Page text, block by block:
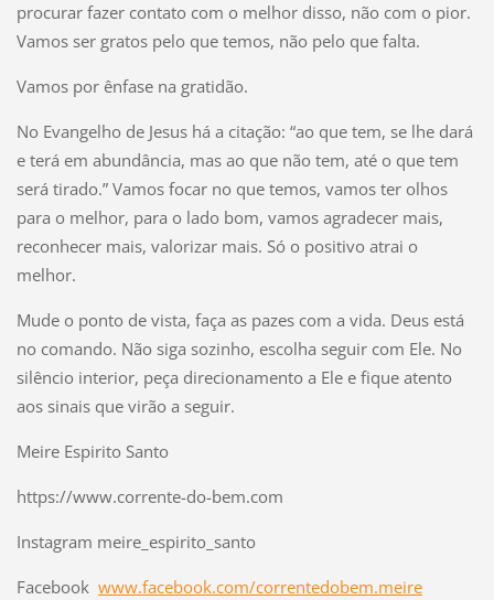
procurar fazer contato com o melhor disso, não com o pior.
Vamos ser gratos pelo que temos, não pelo que falta.
Vamos por ênfase na gratidão.
No Evangelho de Jesus há a citação: “ao que tem, se lhe dará
e terá em abundância, mas ao que não tem, até o que tem
será tirado.” Vamos focar no que temos, vamos ter olhos
para o melhor, para o lado bom, vamos agradecer mais,
reconhecer mais, valorizar mais. Só o positivo atrai o
melhor.
Mude o ponto de vista, faça as pazes com a vida. Deus está
no comando. Não siga sozinho, escolha seguir com Ele. No
silêncio interior, peça direcionamento a Ele e fique atento
aos sinais que virão a seguir.
Meire Espirito Santo
https://www.corrente-do-bem.com
Instagram meire_espirito_santo
Facebook www.facebook.com/correntedobem.meire